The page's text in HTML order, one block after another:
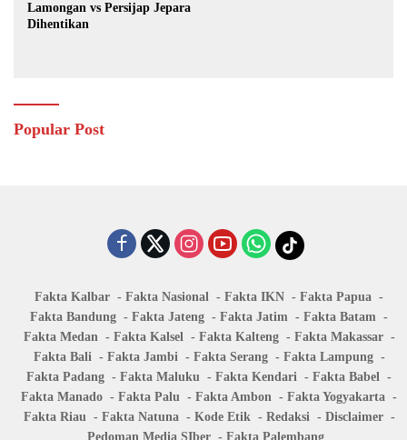
Lamongan vs Persijap Jepara
Dihentikan
Popular Post
Fakta Kalbar Fakta Nasional Fakta IKN
Fakta Papua
Fakta Bandung
Fakta Jateng Fakta Jatim
Fakta Batam
Fakta Medan
Fakta Kalsel Fakta Kalteng
Fakta Makassar
Fakta Bali
Fakta Jambi Fakta Serang
Fakta Lampung
Fakta Padang
Fakta Maluku Fakta Kendari
Fakta Babel
Fakta Manado
Fakta Palu Fakta Ambon
Fakta Yogyakarta
Fakta Riau
Fakta Natuna Kode Etik Redaksi
Disclaimer
Pedoman Media SIber
Fakta Palembang